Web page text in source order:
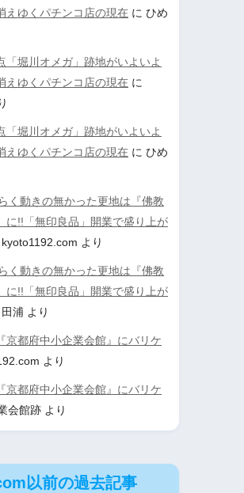
えゆくパチンコ店の現在 に ひめ
「堀川オメガ」跡地がいよいよ
えゆくパチンコ店の現在 に
「堀川オメガ」跡地がいよいよ
えゆくパチンコ店の現在 に ひめ
く動きの無かった更地は『佛教
に!!「無印良品」開業で盛り上が
kyoto1192.com より
く動きの無かった更地は『佛教
に!!「無印良品」開業で盛り上が
田浦 より
京都府中小企業会館』にバリケ
より
京都府中小企業会館』にバリケ
会館跡 より
以前の過去記事